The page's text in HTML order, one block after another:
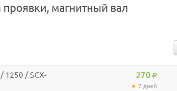
проявки, магнитный вал
1250 / SCX-
270
7 дней